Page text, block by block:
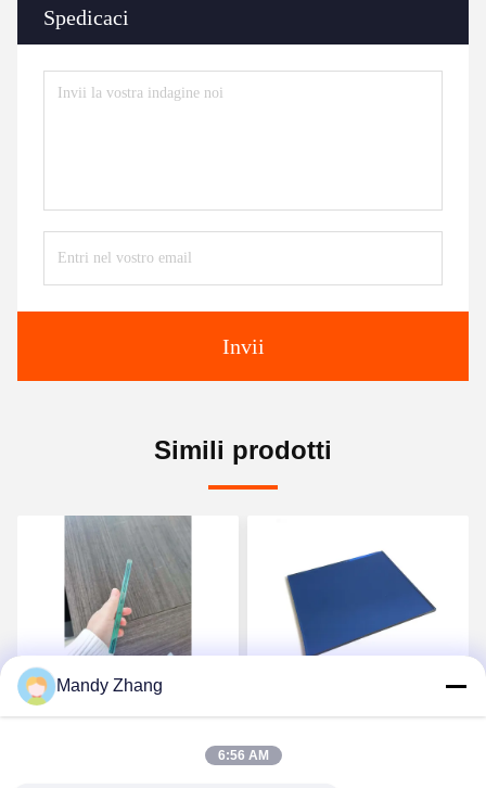
Spedicaci
Invii
Simili prodotti
video
Vetro galleggiante a
bassa tinta di ferro 1,5 mm
Mandy Zhang
6:56 AM